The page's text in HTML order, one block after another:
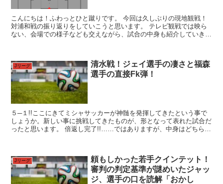
こんにちは！ふわっとひと蹴りです。 今回は久しぶりの現地観戦！
対浦和戦の振り返りをしていこうと思います。 テレビ観戦では映ら
ない、会場での様子なども交えながら、試合の中身も紹介していきま
Jリーグ
清水戦！ジェイ選手の凄さと福森
選手の直接Fk弾！
５─１!!ここにきてミシャサッカーが神髄を発揮してきたという事で
しょうか。新しい事に挑戦してきたものが、形となって表れた試合だ
ったと思います。 倍返し完了!!……ではありますが、中身はどちらに
Jリーグ
頼もしかった若手クインテット！
審判の判定基準が謎めいたジャッ
ジ、選手の口を読解「おかし